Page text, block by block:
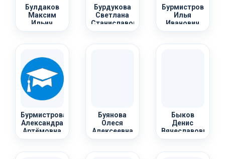
Булдаков
Максим
Ильич
Бурдукова
Светлана
Станиславовна
Бурмистров
Илья
Иванович
Бурмистрова
Александра
Артёмовна
Буянова
Олеся
Алексеевна
Быков
Денис
Вячеславович